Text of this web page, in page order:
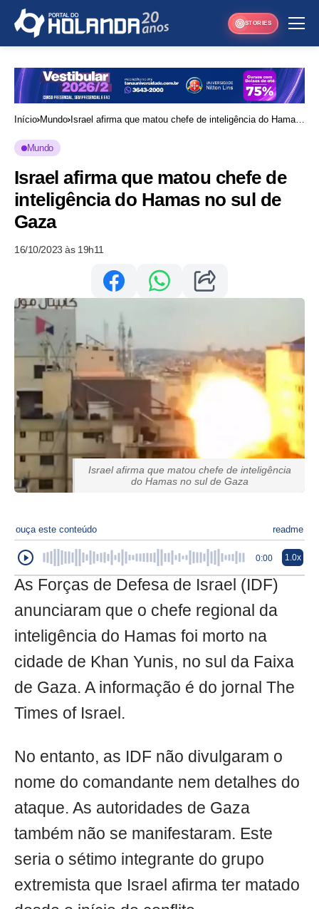
STORIES
Início Mundo Israel afirma que matou chefe de inteligência do Hamas
Mundo
Israel afirma que matou chefe de
inteligência do Hamas no sul de
Gaza
16/10/2023 às 19h11
Israel afirma que matou chefe de inteligência
do Hamas no sul de Gaza
ouça este conteúdo readme
0:00 1.0x
As Forças de Defesa de Israel (IDF)
anunciaram que o chefe regional da
inteligência do Hamas foi morto na
cidade de Khan Yunis, no sul da Faixa
de Gaza. A informação é do jornal The
Times of Israel.
No entanto, as IDF não divulgaram o
nome do comandante nem detalhes do
ataque. As autoridades de Gaza
também não se manifestaram. Este
seria o sétimo integrante do grupo
extremista que Israel afirma ter matado